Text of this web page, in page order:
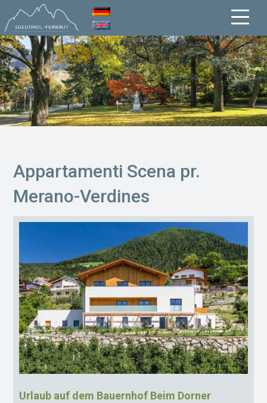
Appartamenti Scena pr.
Merano-Verdines
Urlaub auf dem Bauernhof Beim Dorner